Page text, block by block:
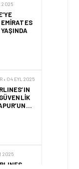
2025
• 04 EYL 2025
2025